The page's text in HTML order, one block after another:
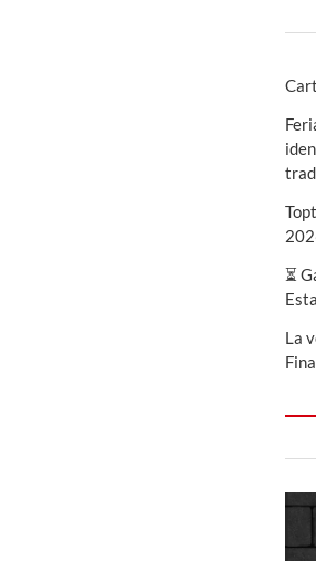
⏳
La